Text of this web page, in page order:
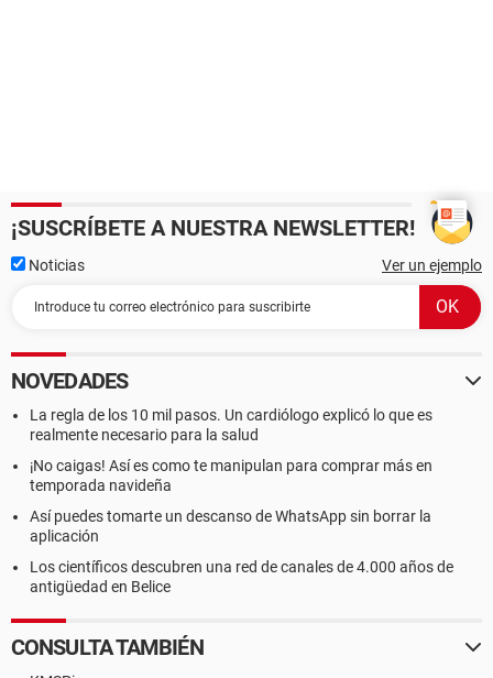
¡SUSCRÍBETE A NUESTRA NEWSLETTER!
Noticias Ver un ejemplo
NOVEDADES
La regla de los 10 mil pasos. Un cardiólogo explicó lo que es
realmente necesario para la salud
¡No caigas! Así es como te manipulan para comprar más en
temporada navideña
Así puedes tomarte un descanso de WhatsApp sin borrar la
aplicación
Los científicos descubren una red de canales de 4.000 años de
antigüedad en Belice
CONSULTA TAMBIÉN